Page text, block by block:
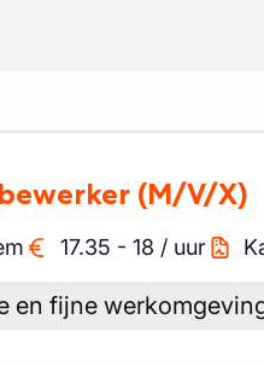
(M/V/X)
17.35 - 18 / uur
en fijne